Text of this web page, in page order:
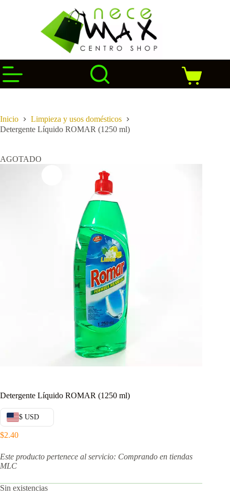
Carro
de
Inicio
Limpieza y usos domésticos
Detergente Líquido ROMAR (1250 ml)
AGOTADO
Detergente Líquido ROMAR (1250 ml)
$ USD
$2.40
Este producto pertenece al servicio: Comprando en tiendas
MLC
Sin existencias